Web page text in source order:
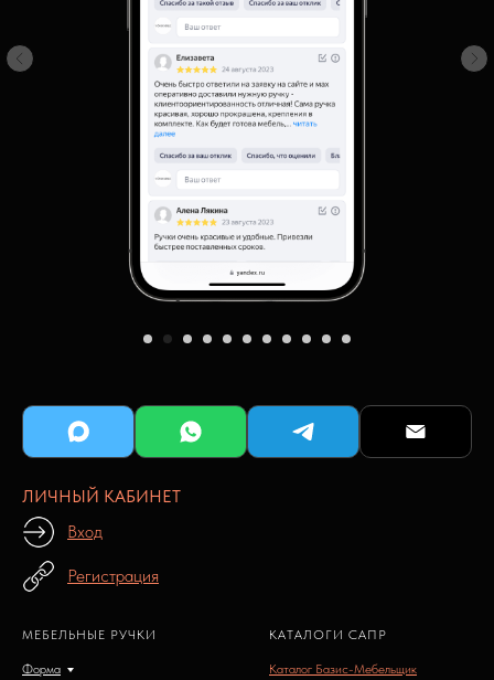
ЛИЧНЫЙ КАБИНЕТ
Вход
Регистрация
МЕБЕЛЬНЫЕ РУЧКИ
Форма
КАТАЛОГИ САПР
Каталог Базис-Мебельщик